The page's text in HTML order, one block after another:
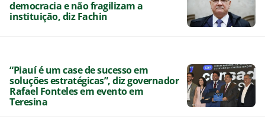
democracia e não fragilizam a
instituição, diz Fachin
“Piauí é um case de sucesso em
soluções estratégicas”, diz governador
Rafael Fonteles em evento em
Teresina